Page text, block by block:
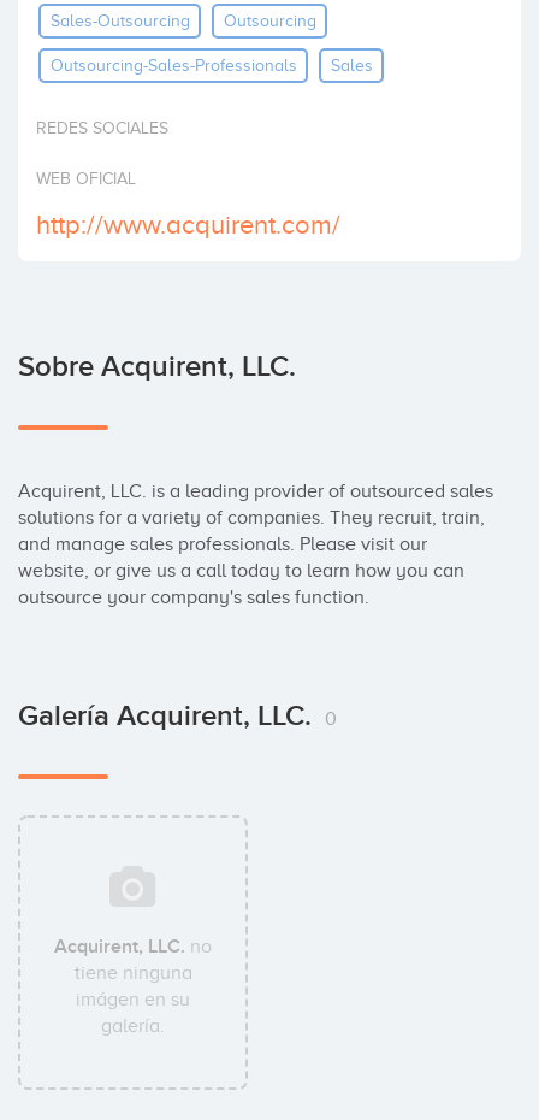
Invertir
Sales-Outsourcing Outsourcing
Outsourcing-Sales-Professionals Sales
REDES SOCIALES
WEB OFICIAL
http://www.acquirent.com/
Sobre Acquirent, LLC.
Acquirent, LLC. is a leading provider of outsourced sales
solutions for a variety of companies. They recruit, train,
and manage sales professionals. Please visit our
website, or give us a call today to learn how you can
outsource your company's sales function.
Galería Acquirent, LLC. 0
Acquirent, LLC. no
tiene ninguna
imágen en su
galería.